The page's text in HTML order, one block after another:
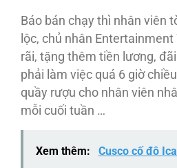
Báo bán chạy thì nhân viên
lộc, chủ nhân
rãi, tặng thêm tiền lương,
phải làm việc quá 6 giờ
quầy rượu cho nhân viên
mỗi cuối tuần …
Xem thêm: Cusco cố đô